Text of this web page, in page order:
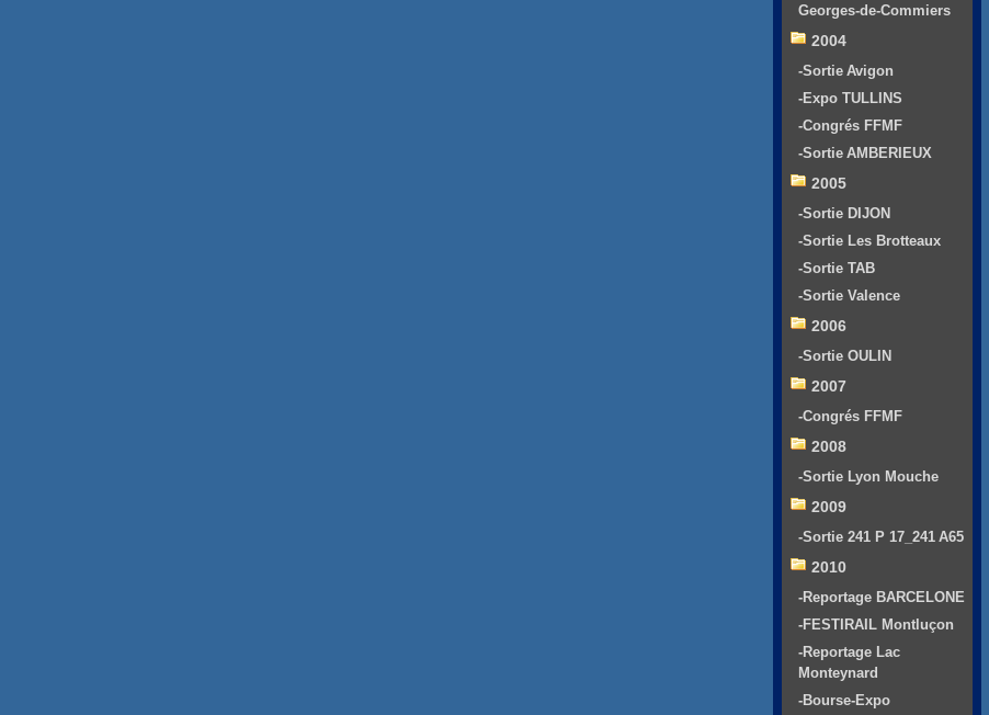
Georges-de-Commiers
2004
-Sortie Avigon
-Expo TULLINS
-Congrés FFMF
-Sortie AMBERIEUX
2005
-Sortie DIJON
-Sortie Les Brotteaux
-Sortie TAB
-Sortie Valence
2006
-Sortie OULIN
2007
-Congrés FFMF
2008
-Sortie Lyon Mouche
2009
-Sortie 241 P 17_241 A65
2010
-Reportage BARCELONE
-FESTIRAIL Montluçon
-Reportage Lac
Monteynard
-Bourse-Expo